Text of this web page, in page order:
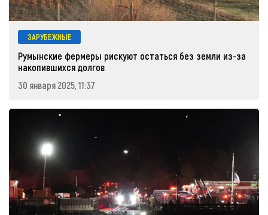
ЗАРУБЕЖНЫЕ
Румынские фермеры рискуют остаться без земли из-за
накопившихся долгов
30 января 2025, 11:37